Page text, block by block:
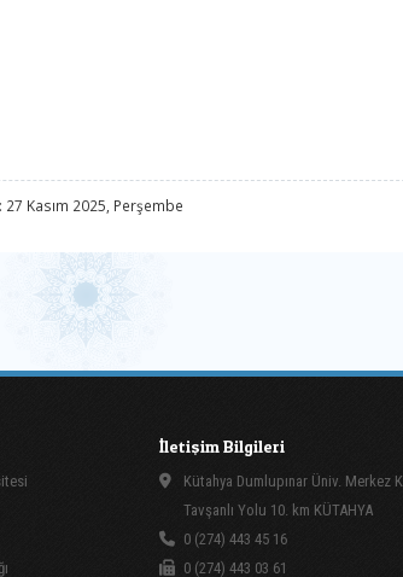
Kasım 2025, Perşembe
İletişim Bilgileri
Kütahya Dumlupınar Üniv. Merkez
Tavşanlı Yolu 10. km KÜTAHYA
0 (274) 443 45 16
0 (274) 443 03 61